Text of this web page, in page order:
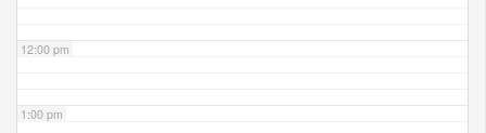
12:00 pm
1:00 pm